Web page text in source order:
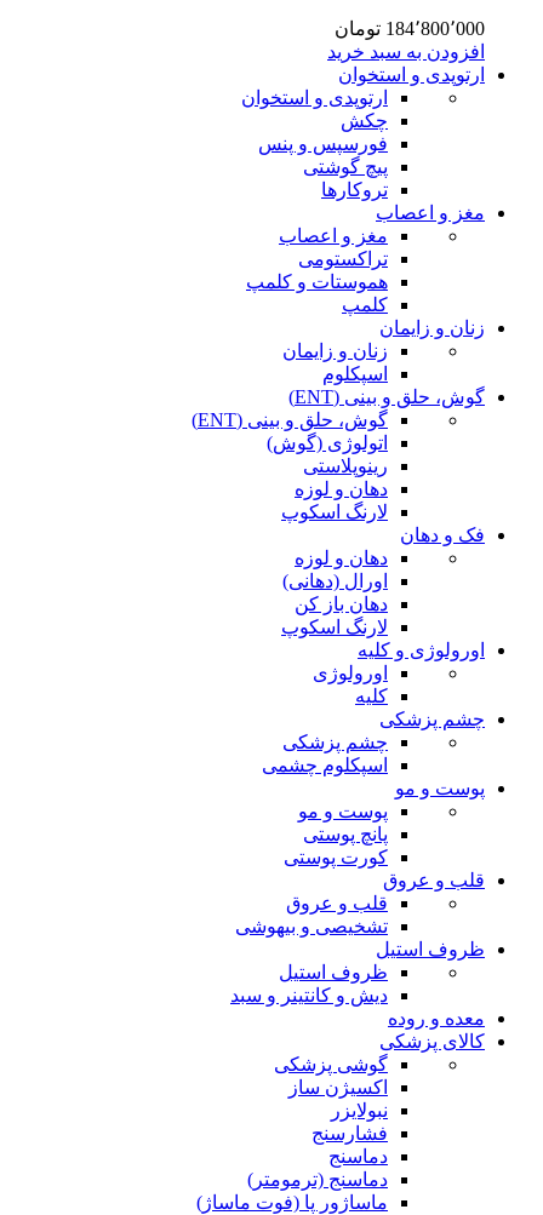
184٬800٬000 تومان
افزودن به سبد خرید
ارتوپدی و استخوان
ارتوپدی و استخوان
چکش
فورسپس و پنس
پیچ گوشتی
تروکارها
مغز و اعصاب
مغز و اعصاب
تراکستومی
هموستات و کلمپ
کلمپ
زنان و زایمان
زنان و زایمان
اسپکلوم
گوش، حلق و بینی (ENT)
گوش، حلق و بینی (ENT)
اتولوژی (گوش)
رینوپلاستی
دهان و لوزه
لارنگ اسکوپ
فک و دهان
دهان و لوزه
اورال (دهانی)
دهان باز کن
لارنگ اسکوپ
اورولوژی و کلیه
اورولوژی
کلیه
چشم پزشکی
چشم پزشکی
اسپکلوم چشمی
پوست و مو
پوست و مو
پانچ پوستی
کورت پوستی
قلب و عروق
قلب و عروق
تشخیصی و بیهوشی
ظروف استیل
ظروف استیل
دیش و کانتینر و سبد
معده و روده
کالای پزشکی
گوشی پزشکی
اکسیژن ساز
نبولایزر
فشارسنج
دماسنج
دماسنج (ترمومتر)
ماساژور پا (فوت ماساژ)